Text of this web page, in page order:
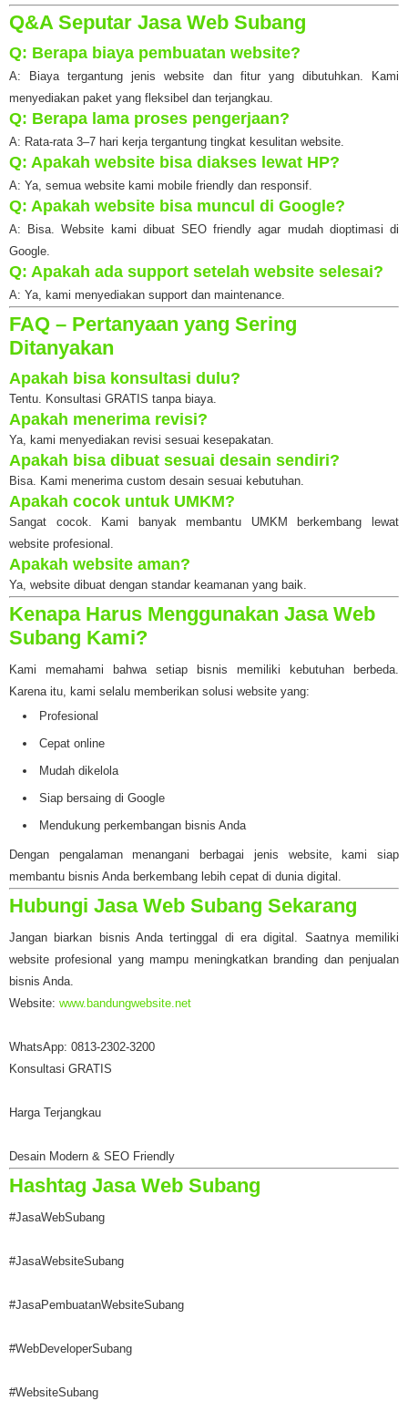
Q&A Seputar Jasa Web Subang
Q: Berapa biaya pembuatan website?
A: Biaya tergantung jenis website dan fitur yang dibutuhkan. Kami
menyediakan paket yang fleksibel dan terjangkau.
Q: Berapa lama proses pengerjaan?
A: Rata-rata 3–7 hari kerja tergantung tingkat kesulitan website.
Q: Apakah website bisa diakses lewat HP?
A: Ya, semua website kami mobile friendly dan responsif.
Q: Apakah website bisa muncul di Google?
A: Bisa. Website kami dibuat SEO friendly agar mudah dioptimasi di
Google.
Q: Apakah ada support setelah website selesai?
A: Ya, kami menyediakan support dan maintenance.
FAQ – Pertanyaan yang Sering
Ditanyakan
Apakah bisa konsultasi dulu?
Tentu. Konsultasi GRATIS tanpa biaya.
Apakah menerima revisi?
Ya, kami menyediakan revisi sesuai kesepakatan.
Apakah bisa dibuat sesuai desain sendiri?
Bisa. Kami menerima custom desain sesuai kebutuhan.
Apakah cocok untuk UMKM?
Sangat cocok. Kami banyak membantu UMKM berkembang lewat
website profesional.
Apakah website aman?
Ya, website dibuat dengan standar keamanan yang baik.
Kenapa Harus Menggunakan Jasa Web
Subang Kami?
Kami memahami bahwa setiap bisnis memiliki kebutuhan berbeda.
Karena itu, kami selalu memberikan solusi website yang:
Profesional
Cepat online
Mudah dikelola
Siap bersaing di Google
Mendukung perkembangan bisnis Anda
Dengan pengalaman menangani berbagai jenis website, kami siap
membantu bisnis Anda berkembang lebih cepat di dunia digital.
Hubungi Jasa Web Subang Sekarang
Jangan biarkan bisnis Anda tertinggal di era digital. Saatnya memiliki
website profesional yang mampu meningkatkan branding dan penjualan
bisnis Anda.
Website: www.bandungwebsite.net
WhatsApp: 0813-2302-3200
Konsultasi GRATIS
Harga Terjangkau
Desain Modern & SEO Friendly
Hashtag Jasa Web Subang
#JasaWebSubang
#JasaWebsiteSubang
#JasaPembuatanWebsiteSubang
#WebDeveloperSubang
#WebsiteSubang